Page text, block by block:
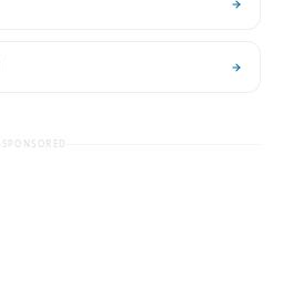
SPONSORED